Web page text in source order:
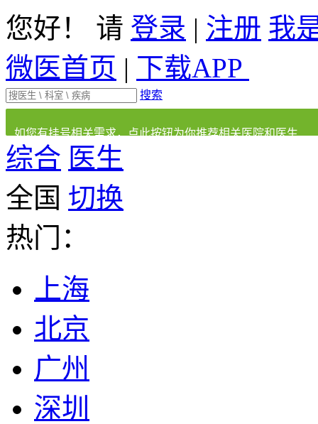
您好！ 请 登录 | 注册 我
微医首页 | 下载APP
搜索
如您有挂号相关需求，点此按钮为你推荐相关医院和医生
综合 医生
全国 切换
热门：
上海
北京
广州
深圳